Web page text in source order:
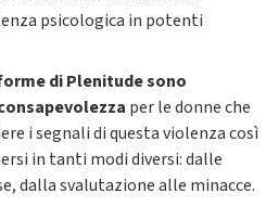
psicologica in potenti
di Plenitude sono
per le donne che
i segnali di questa violenza così
in tanti modi diversi: dalle
dalla svalutazione alle minacce.